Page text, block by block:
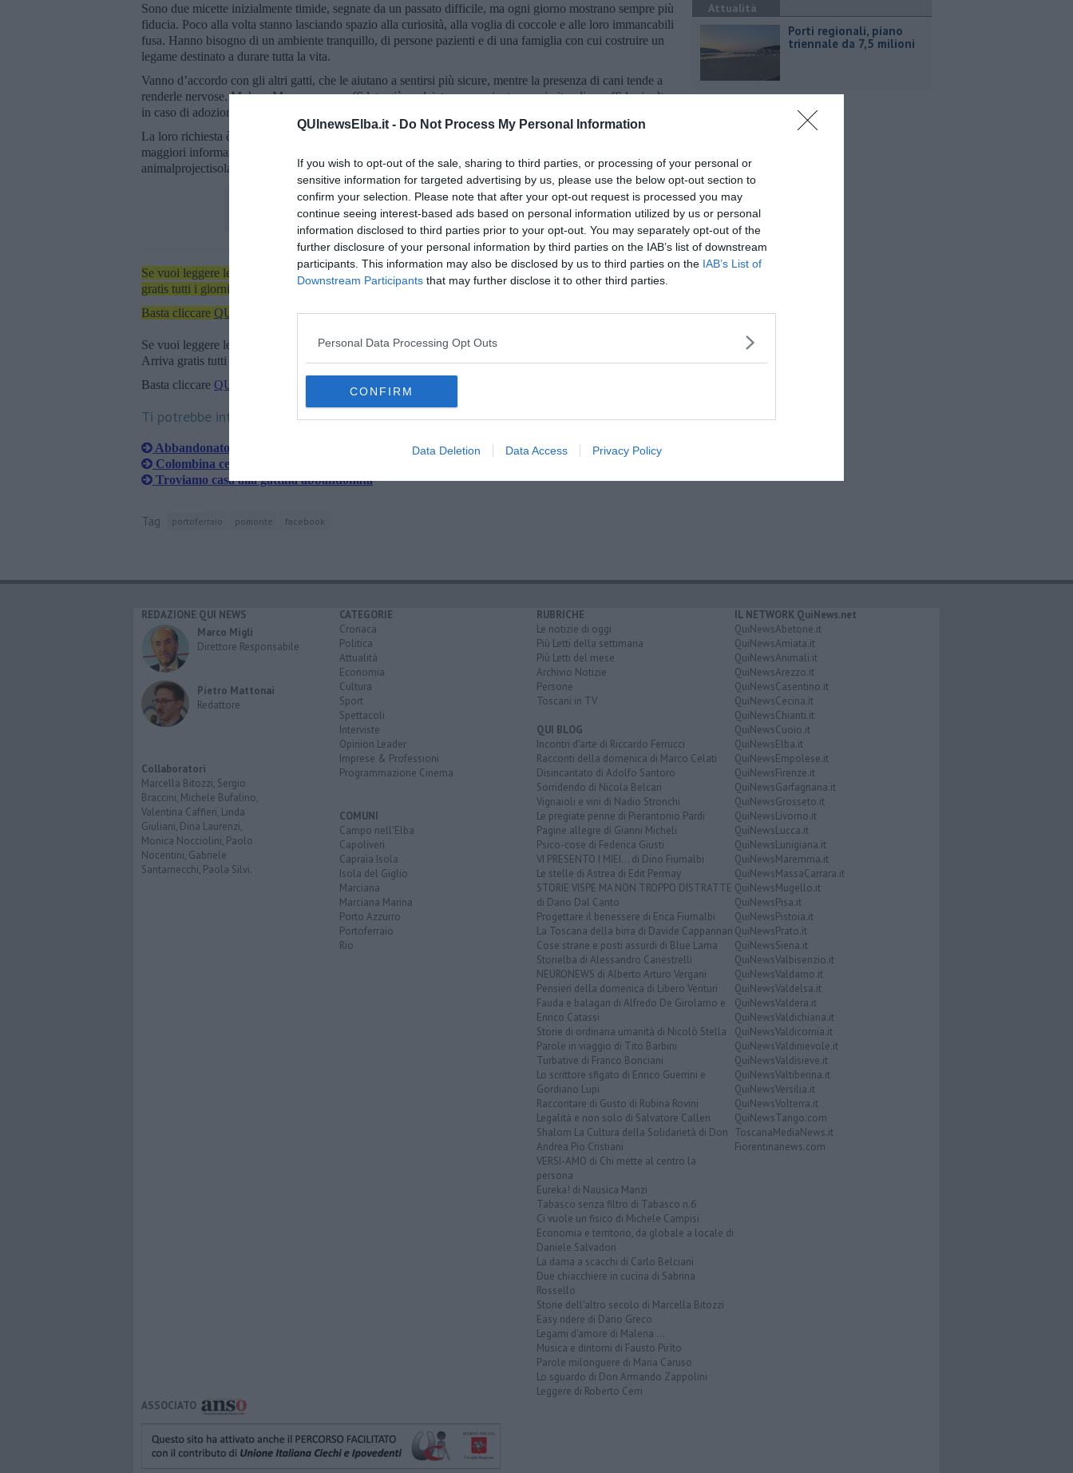
QUInewsElba.it - Do Not Process My Personal Information
If you wish to opt-out of the sale, sharing to third parties, or processing of your personal or
sensitive information for targeted advertising by us, please use the below opt-out section to
confirm your selection. Please note that after your opt-out request is processed you may
continue seeing interest-based ads based on personal information utilized by us or personal
information disclosed to third parties prior to your opt-out. You may separately opt-out of the
further disclosure of your personal information by third parties on the IAB’s list of downstream
participants. This information may also be disclosed by us to third parties on the IAB’s List of
Downstream Participants that may further disclose it to other third parties.
Personal Data Processing Opt Outs
CONFIRM
Data Deletion Data Access Privacy Policy
Sono due micette inizialmente timide, segnate da un passato difficile, ma ogni giorno mostrano sempre più
fiducia. Poco alla volta stanno lasciando spazio alla curiosità, alla voglia di coccole e alle loro immancabili
fusa. Hanno bisogno di un ambiente tranquillo, di persone pazienti e di una famiglia con cui costruire un
legame destinato a durare tutta la vita.
Vanno d’accordo con gli altri gatti, che le aiutano a sentirsi più sicure, mentre la presenza di cani tende a
renderle nervose. Moka e Maya saranno affidate già spulciate e sverminate, previo iter di preaffido; inoltre,
in caso di adozione di coppia, la nostra Associazione si impegna ad effettuare la sterilizzazione.
La loro richiesta è semplice: una casa, una famiglia e una possibilità. In una parola: una speranza. Per
maggiori informazioni potete contattare Martina al numero 351/9517377 o andare sulla pagina Facebook
animalprojectisoladelba.
Se vuoi leggere le notizie principali dell'isola d'Elba iscriviti allaNewsletter QUInews ELBA.
Arriva
gratis tutti i giorni alle 7:00 del mattino direttamente nella tua casella di posta.
Basta cliccare QUI
Se vuoi leggere le notizie principali della Toscana iscriviti allaNewsletter QUInews - ToscanaMedia.
Arriva gratis tutti i giorni alle 20:00 direttamente nella tua casella di posta.
Basta cliccare QUI
Ti potrebbe interessare anche:
Abbandonato un gatto malato e affamato
Colombina cerca famiglia
Troviamo casa alla gattina abbandonata
Tag portoferraio pomonte facebook
Attualità
Porti regionali, piano
triennale da 7,5 milioni
REDAZIONE QUI NEWS
Marco Migli
Direttore Responsabile
Pietro Mattonai
Redattore
Collaboratori
Marcella Bitozzi, Sergio
Braccini, Michele Bufalino,
Valentina Caffieri, Linda
Giuliani, Dina Laurenzi,
Monica Nocciolini, Paolo
Nocentini, Gabriele
Santarnecchi, Paola Silvi.
CATEGORIE
Cronaca
Politica
Attualità
Economia
Cultura
Sport
Spettacoli
Interviste
Opinion Leader
Imprese & Professioni
Programmazione Cinema
COMUNI
Campo nell'Elba
Capoliveri
Capraia Isola
Isola del Giglio
Marciana
Marciana Marina
Porto Azzurro
Portoferraio
Rio
RUBRICHE
Le notizie di oggi
Più Letti della settimana
Più Letti del mese
Archivio Notizie
Persone
Toscani in TV
QUI BLOG
Incontri d'arte di Riccardo Ferrucci
Racconti della domenica di Marco Celati
Disincantato di Adolfo Santoro
Sorridendo di Nicola Belcari
Vignaioli e vini di Nadio Stronchi
Le pregiate penne di Pierantonio Pardi
Pagine allegre di Gianni Micheli
Psico-cose di Federica Giusti
VI PRESENTO I MIEI... di Dino Fiumalbi
Le stelle di Astrea di Edit Permay
STORIE VISPE MA NON TROPPO DISTRATTE
di Dario Dal Canto
Progettare il benessere di Erica Fiumalbi
La Toscana della birra di Davide Cappannari
Cose strane e posti assurdi di Blue Lama
Storielba di Alessandro Canestrelli
NEURONEWS di Alberto Arturo Vergani
Pensieri della domenica di Libero Venturi
Fauda e balagan di Alfredo De Girolamo e
Enrico Catassi
Storie di ordinaria umanità di Nicolò Stella
Parole in viaggio di Tito Barbini
Turbative di Franco Bonciani
Lo scrittore sfigato di Enrico Guerrini e
Gordiano Lupi
Raccontare di Gusto di Rubina Rovini
Legalità e non solo di Salvatore Calleri
Shalom La Cultura della Solidarietà di Don
Andrea Pio Cristiani
VERSI-AMO di Chi mette al centro la
persona
Eureka! di Nausica Manzi
Tabasco senza filtro di Tabasco n.6
Ci vuole un fisico di Michele Campisi
Economia e territorio, da globale a locale di
Daniele Salvadori
La dama a scacchi di Carlo Belciani
Due chiacchiere in cucina di Sabrina
Rossello
Storie dell'altro secolo di Marcella Bitozzi
Easy ridere di Dario Greco
Legami d'amore di Malena ...
Musica e dintorni di Fausto Pirìto
Parole milonguere di Maria Caruso
Lo sguardo di Don Armando Zappolini
Leggere di Roberto Cerri
IL NETWORK QuiNews.net
QuiNewsAbetone.it
QuiNewsAmiata.it
QuiNewsAnimali.it
QuiNewsArezzo.it
QuiNewsCasentino.it
QuiNewsCecina.it
QuiNewsChianti.it
QuiNewsCuoio.it
QuiNewsElba.it
QuiNewsEmpolese.it
QuiNewsFirenze.it
QuiNewsGarfagnana.it
QuiNewsGrosseto.it
QuiNewsLivorno.it
QuiNewsLucca.it
QuiNewsLunigiana.it
QuiNewsMaremma.it
QuiNewsMassaCarrara.it
QuiNewsMugello.it
QuiNewsPisa.it
QuiNewsPistoia.it
QuiNewsPrato.it
QuiNewsSiena.it
QuiNewsValbisenzio.it
QuiNewsValdarno.it
QuiNewsValdelsa.it
QuiNewsValdera.it
QuiNewsValdichiana.it
QuiNewsValdicornia.it
QuiNewsValdinievole.it
QuiNewsValdisieve.it
QuiNewsValtiberina.it
QuiNewsVersilia.it
QuiNewsVolterra.it
QuiNewsTango.com
ToscanaMediaNews.it
Fiorentinanews.com
ASSOCIATO